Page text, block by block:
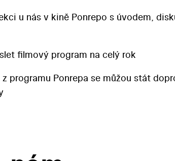
u nás v kině Ponrepo s úvodem,
filmový program na celý rok
programu Ponrepa se můžou stát